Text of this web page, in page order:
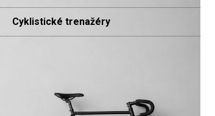
Cyklistické trenažéry